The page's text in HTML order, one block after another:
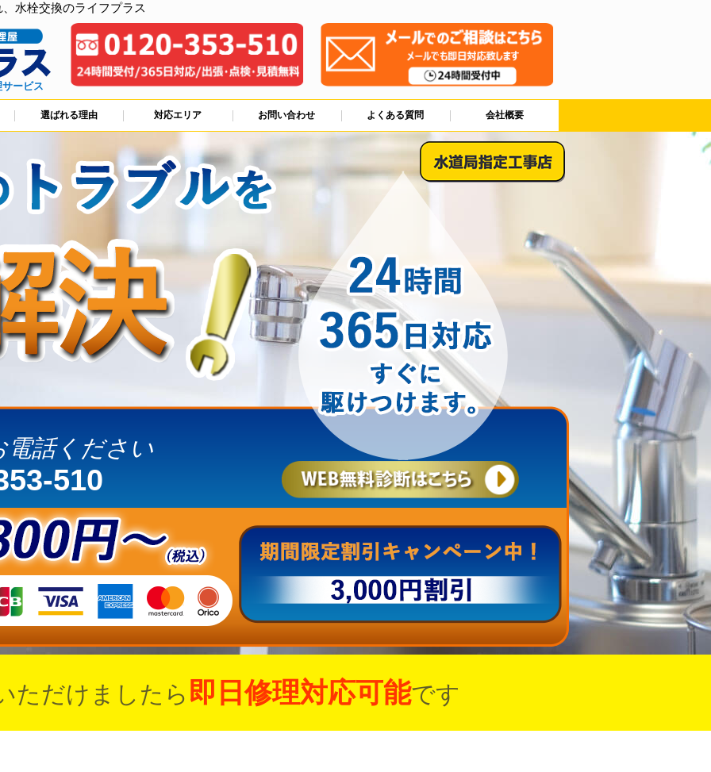
水栓交換のライフプラス
ービス
選ばれる理由 対応エリア お問い合わせ よくある質問 会社概要
話ください
510
ただけましたら 即日修理対応可能です